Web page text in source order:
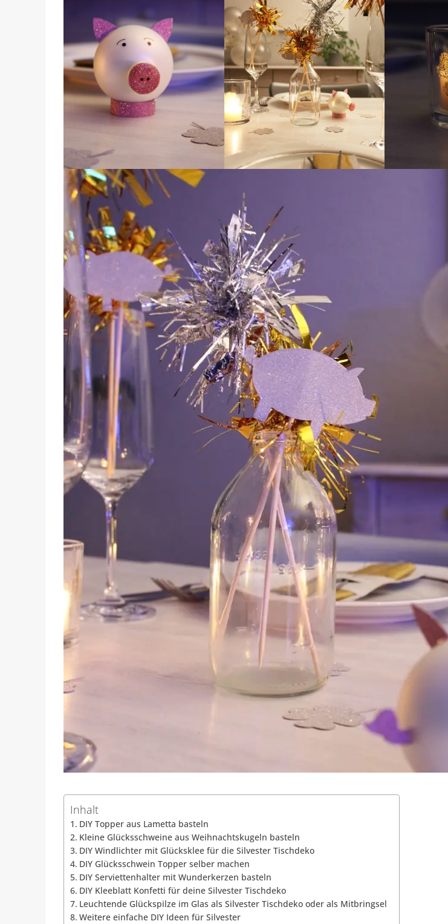
Inhalt
DIY Topper aus Lametta basteln
Kleine Glücksschweine aus Weihnachtskugeln basteln
DIY Windlichter mit Glücksklee für die Silvester Tischdeko
DIY Glücksschwein Topper selber machen
DIY Serviettenhalter mit Wunderkerzen basteln
DIY Kleeblatt Konfetti für deine Silvester Tischdeko
Leuchtende Glückspilze im Glas als Silvester Tischdeko oder als Mitbringsel
Weitere einfache DIY Ideen für Silvester